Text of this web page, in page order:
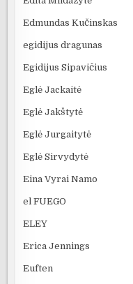
Edmundas Kučinskas
egidijus dragunas
Egidijus Sipavičius
Eglė Jackaitė
Eglė Jakštytė
Eglė Jurgaitytė
Eglė Sirvydytė
Eina Vyrai Namo
el FUEGO
ELEY
Erica Jennings
Euften